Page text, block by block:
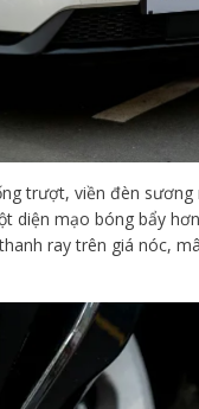
trượt, viền đèn sương
diện mạo bóng bẩy
ray trên giá nóc,